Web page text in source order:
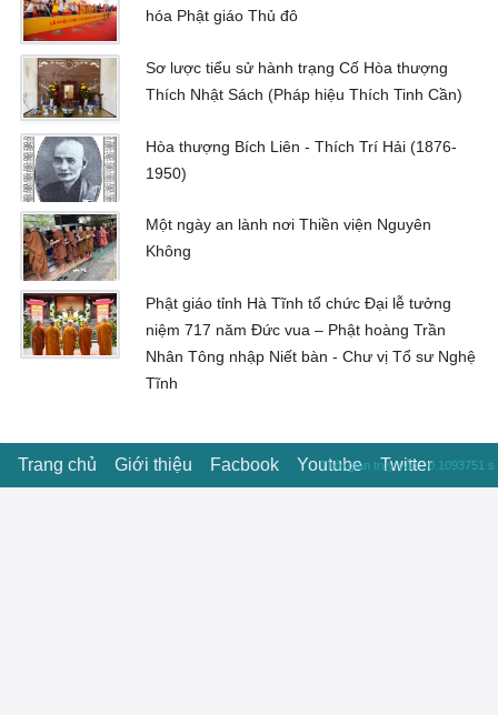
hóa Phật giáo Thủ đô
Sơ lược tiểu sử hành trạng Cố Hòa thượng
Thích Nhật Sách (Pháp hiệu Thích Tinh Cần)
Hòa thượng Bích Liên - Thích Trí Hải (1876-
1950)
Một ngày an lành nơi Thiền viện Nguyên
Không
Phật giáo tỉnh Hà Tĩnh tổ chức Đại lễ tưởng
niệm 717 năm Đức vua – Phật hoàng Trần
Nhân Tông nhập Niết bàn - Chư vị Tổ sư Nghệ
Tĩnh
Trang chủ Giới thiệu Facbook Youtube Twitter
Thời gian truy vấn : 0.1093751 s